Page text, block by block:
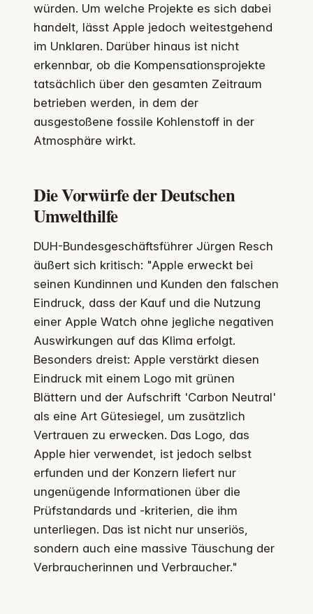
würden. Um welche Projekte es sich dabei
handelt, lässt Apple jedoch weitestgehend
im Unklaren. Darüber hinaus ist nicht
erkennbar, ob die Kompensationsprojekte
tatsächlich über den gesamten Zeitraum
betrieben werden, in dem der
ausgestoßene fossile Kohlenstoff in der
Atmosphäre wirkt.
Die Vorwürfe der Deutschen
Umwelthilfe
DUH-Bundesgeschäftsführer Jürgen Resch
äußert sich kritisch: "Apple erweckt bei
seinen Kundinnen und Kunden den falschen
Eindruck, dass der Kauf und die Nutzung
einer Apple Watch ohne jegliche negativen
Auswirkungen auf das Klima erfolgt.
Besonders dreist: Apple verstärkt diesen
Eindruck mit einem Logo mit grünen
Blättern und der Aufschrift 'Carbon Neutral'
als eine Art Gütesiegel, um zusätzlich
Vertrauen zu erwecken. Das Logo, das
Apple hier verwendet, ist jedoch selbst
erfunden und der Konzern liefert nur
ungenügende Informationen über die
Prüfstandards und -kriterien, die ihm
unterliegen. Das ist nicht nur unseriös,
sondern auch eine massive Täuschung der
Verbraucherinnen und Verbraucher."